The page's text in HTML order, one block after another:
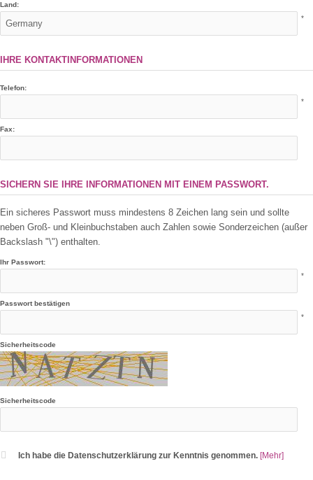
Land:
*
IHRE KONTAKTINFORMATIONEN
Telefon:
*
Fax:
SICHERN SIE IHRE INFORMATIONEN MIT EINEM PASSWORT.
Ein sicheres Passwort muss mindestens 8 Zeichen lang sein und sollte
neben Groß- und Kleinbuchstaben auch Zahlen sowie Sonderzeichen (außer
Backslash "\") enthalten.
Ihr Passwort:
*
Passwort bestätigen
*
Sicherheitscode
Sicherheitscode
Ich habe die Datenschutzerklärung zur Kenntnis genommen. [Mehr]